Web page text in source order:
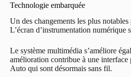
Technologie embarquée
Un des changements les plus
L’écran d’instrumentation
Le système multimédia s’améliore
amélioration contribue à une
Auto qui sont désormais sans fil.